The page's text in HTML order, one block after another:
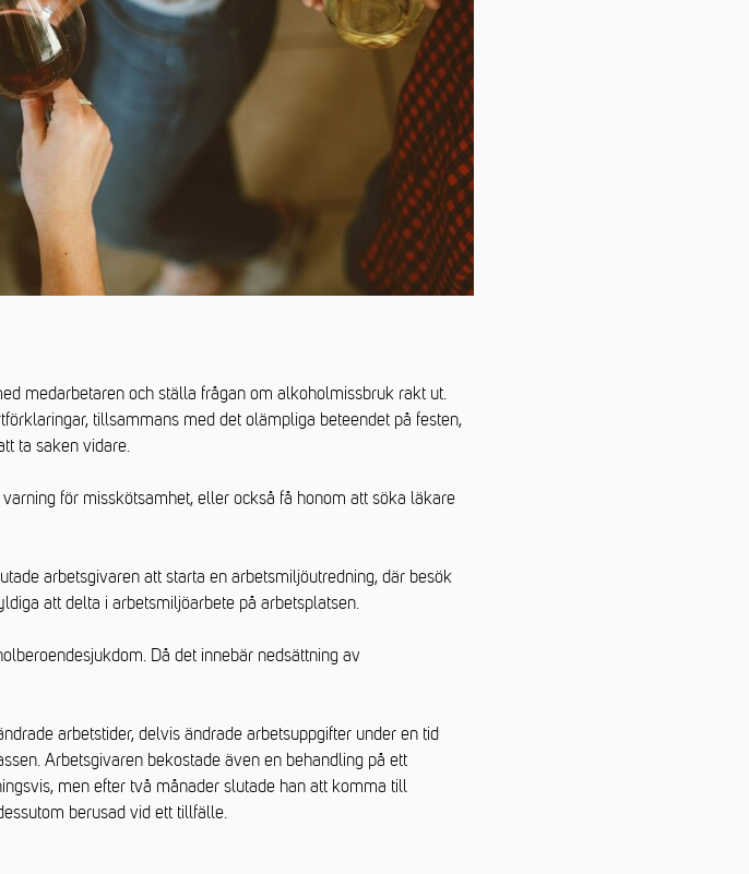
medarbetaren och ställa frågan om alkoholmissbruk rakt ut.
tillsammans med det olämpliga beteendet på festen,
ta saken vidare.
för misskötsamhet, eller också få honom att söka läkare
arbetsgivaren att starta en arbetsmiljöutredning, där besök
att delta i arbetsmiljöarbete på arbetsplatsen.
Då det innebär nedsättning av
arbetstider, delvis ändrade arbetsuppgifter under en tid
Arbetsgivaren bekostade även en behandling på ett
men efter två månader slutade han att komma till
berusad vid ett tillfälle.